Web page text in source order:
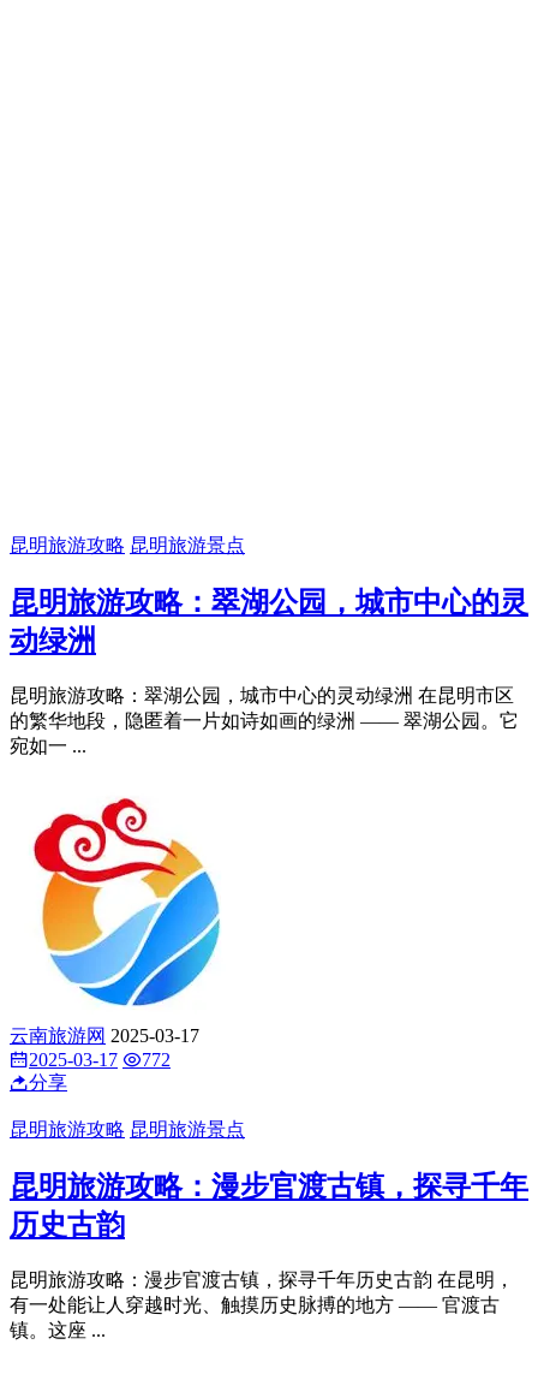
昆明旅游攻略 昆明旅游景点
昆明旅游攻略：翠湖公园，城市中心的灵
动绿洲
昆明旅游攻略：翠湖公园，城市中心的灵动绿洲 在昆明市区
的繁华地段，隐匿着一片如诗如画的绿洲 —— 翠湖公园。它
宛如一 ...
云南旅游网 2025-03-17
2025-03-17
772
分享